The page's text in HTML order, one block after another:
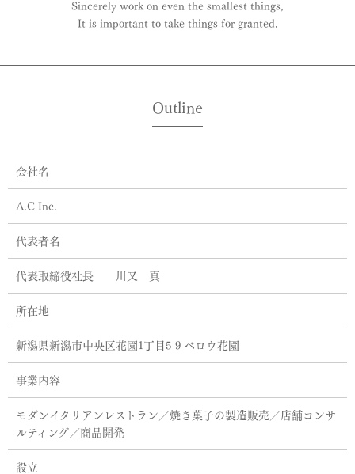
Sincerely work on even the smallest things,
It is important to take things for granted.
Outline
会社名
A.C Inc.
代表者名
代表取締役社長 川又 真
所在地
新潟県新潟市中央区花園1丁目5-9 ベロウ花園
事業内容
モダンイタリアンレストラン／焼き菓子の製造販売／店舗コンサ
ルティング／商品開発
設立